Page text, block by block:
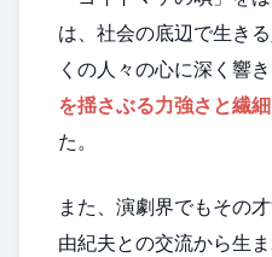
は、社会の底辺で生き
くの人々の心に深く響
を揺さぶる力強さと繊
た。
また、演劇界でもその
由紀夫との交流から生